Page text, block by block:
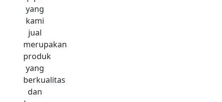
yang
kami
jual
merupakan
produk
yang
berkualitas
dan